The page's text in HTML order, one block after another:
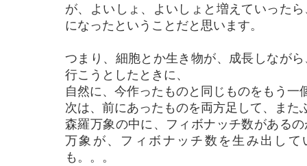
が、
よいしょ、よいしょと増えていった
になったということだと思います。
つまり、細胞とか生き物が、成長しなが
行こうと したときに、
自然に、今作ったものと同じものをもう一
次は、前にあったものを両方足して、また
森羅万象の中に、フィボナッチ数がある
万象 が、フィボナッチ数を生み出し
も。。。